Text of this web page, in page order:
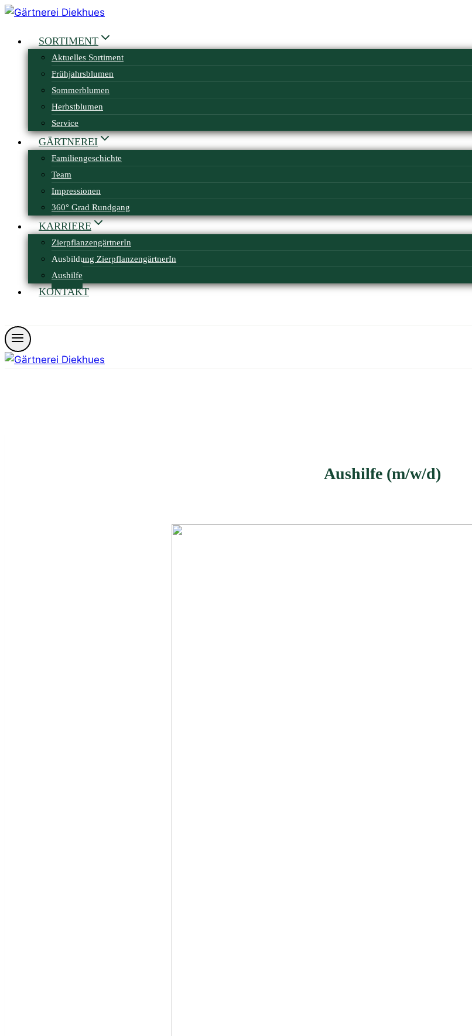
Zum
springenSORTIMENT
Aktuelles Sortiment
Frühjahrsblumen
Sommerblumen
Herbstblumen
Service
GÄRTNEREI
Familiengeschichte
Team
Impressionen
360° Grad Rundgang
KARRIERE
ZierpflanzengärtnerIn
Ausbildung ZierpflanzengärtnerIn
Aushilfe
KONTAKT
Aushilfe (m/w/d)